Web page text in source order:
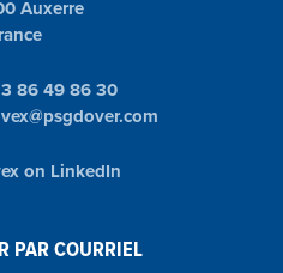
Auxerre
86 49 86 30
on LinkedIn
PAR COURRIEL